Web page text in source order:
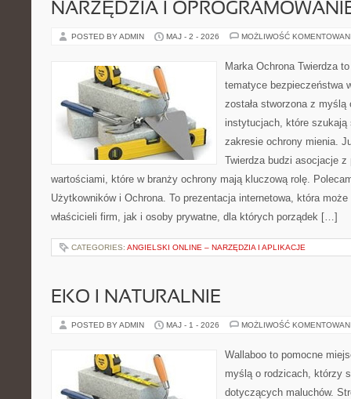
NARZĘDZIA I
POSTED BY ADMIN MAJ - 2 - 2026 MOŻLIWOŚĆ
Marka Ochrona Twierdza
tematyce bezpieczeństwa
została stworzona z
instytucjach, które szukają
zakresie ochrony mienia.
Twierdza budzi asocjacje
wartościami, które w branży ochrony mają kluczową rolę.
Użytkowników i Ochrona. To prezentacja internetowa, która
właścicieli firm, jak i osoby prywatne, dla których porządek […]
CATEGORIES: ANGIELSKI ONLINE – NARZĘDZIA I APLIKACJE
EKO I NATURALNIE
POSTED BY ADMIN MAJ - 1 - 2026 MOŻLIWOŚĆ
Wallaboo to pomocne
myślą o rodzicach, którzy
dotyczących maluchów.